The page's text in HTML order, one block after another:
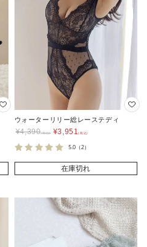
ウォーターリリー総レーステディ
¥4,390 ¥3,951
5.0（2）
在庫切れ